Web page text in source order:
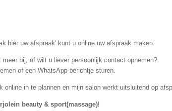
hier uw afspraak' kunt u online uw afspraak maken.
tijd of dag er niet meer bij, of wilt
of een WhatsApp-berichtje sturen.
online in te plannen en mijn salon werkt uitsluitend op
beauty & sport(massage)!